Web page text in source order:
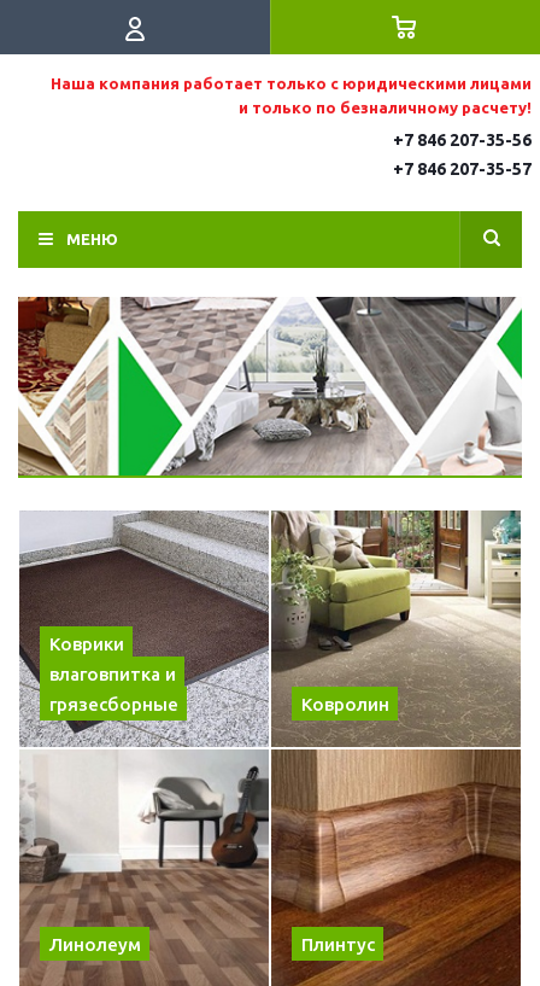
Наша компания работает только с юридическими лицами
и только по безналичному расчету!
+7 846 207-35-56
+7 846 207-35-57
МЕНЮ
Коврики
влаговпитка и
грязесборные
Ковролин
Линолеум Плинтус